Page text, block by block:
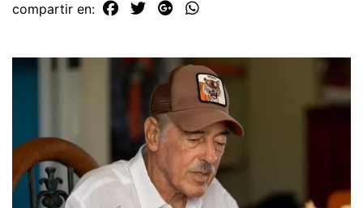
compartir en: